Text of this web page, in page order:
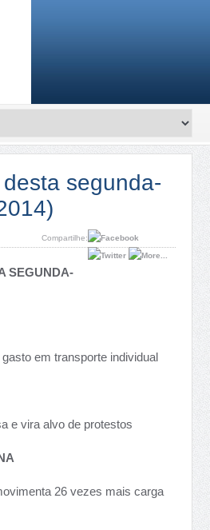
segunda-
Compartilhe:
SEGUNDA-
em transporte individual
e vira alvo de protestos
26 vezes mais carga